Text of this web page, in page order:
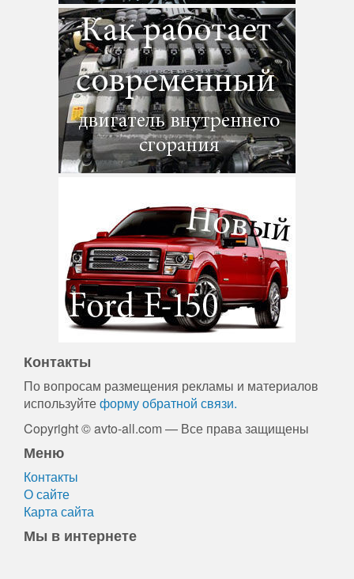
Контакты
По вопросам размещения рекламы и материалов
используйтеформу обратной связи.
Copyright © avto-all.com — Все права защищены
Меню
Контакты
О сайте
Карта сайта
Мы в интернете